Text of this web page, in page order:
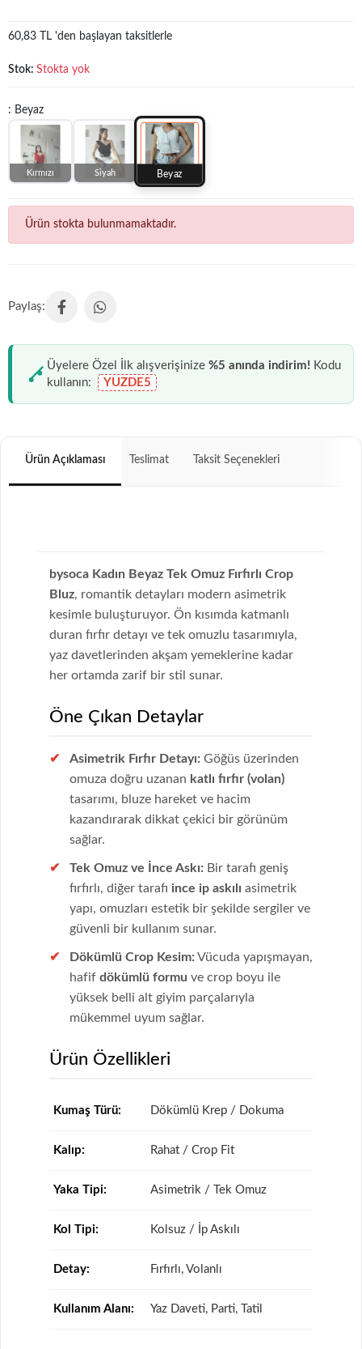
60,83 TL 'den başlayan taksitlerle
Stok: Stokta yok
: Beyaz
Kırmızı Siyah Beyaz
Ürün stokta bulunmamaktadır.
Üyelere Özel İlk alışverişinize %5 anında indirim! Kodu
kullanın:
YUZDE5
Ürün Açıklaması Teslimat Taksit Seçenekleri
bysoca Kadın Beyaz Tek Omuz Fırfırlı Crop
Bluz, romantik detayları modern asimetrik
kesimle buluşturuyor. Ön kısımda katmanlı
duran fırfır detayı ve tek omuzlu tasarımıyla,
yaz davetlerinden akşam yemeklerine kadar
her ortamda zarif bir stil sunar.
Öne Çıkan Detaylar
Asimetrik Fırfır Detayı: Göğüs üzerinden
omuza doğru uzanan katlı fırfır (volan)
tasarımı, bluze hareket ve hacim
kazandırarak dikkat çekici bir görünüm
sağlar.
Tek Omuz ve İnce Askı: Bir tarafı geniş
fırfırlı, diğer tarafı ince ip askılı asimetrik
yapı, omuzları estetik bir şekilde sergiler ve
güvenli bir kullanım sunar.
Dökümlü Crop Kesim: Vücuda yapışmayan,
hafif dökümlü formu ve crop boyu ile
yüksek belli alt giyim parçalarıyla
mükemmel uyum sağlar.
Ürün Özellikleri
Kumaş Türü: Dökümlü Krep / Dokuma
Kalıp: Rahat / Crop Fit
Yaka Tipi: Asimetrik / Tek Omuz
Kol Tipi: Kolsuz / İp Askılı
Detay: Fırfırlı, Volanlı
Kullanım Alanı: Yaz Daveti, Parti, Tatil